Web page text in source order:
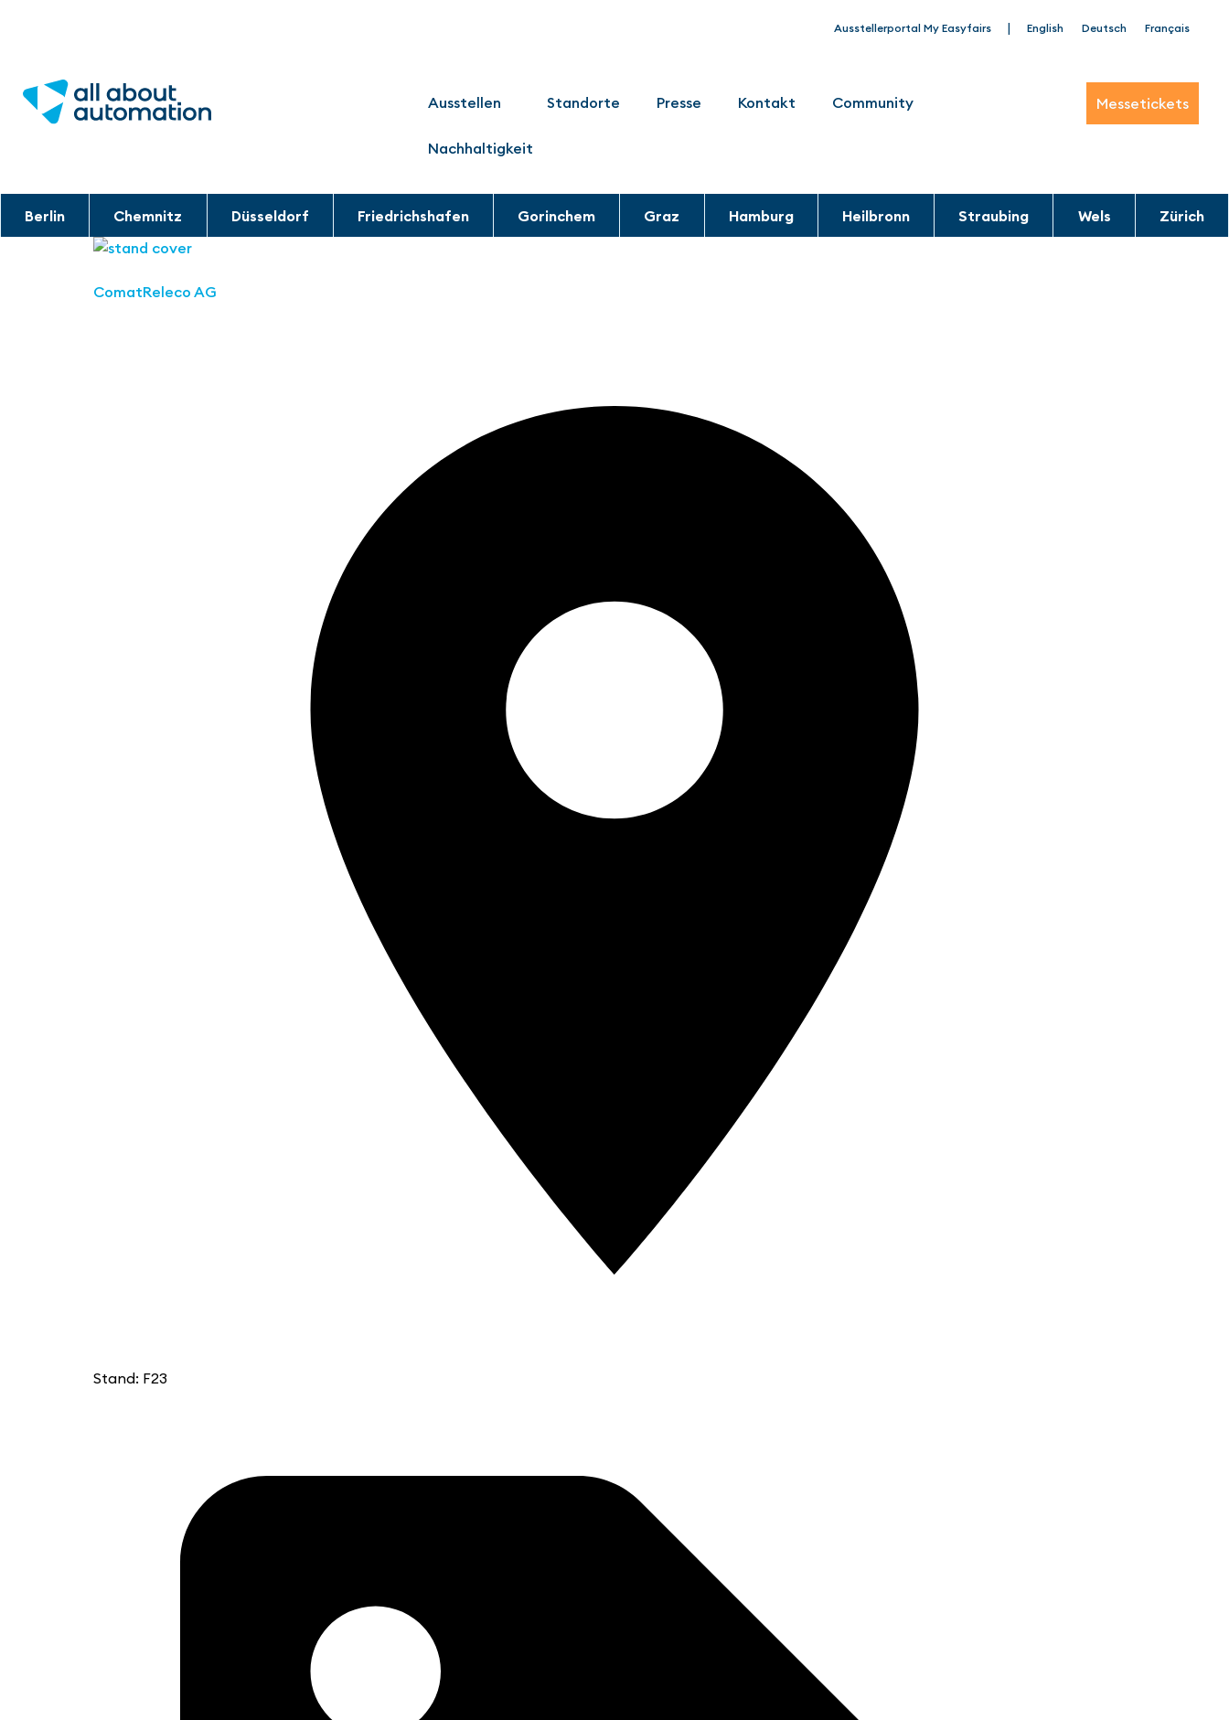
Ausstellerportal My Easyfairs | English Deutsch Français
Ausstellen Standorte Presse Kontakt Community
Nachhaltigkeit
Messetickets
Berlin Chemnitz Düsseldorf Friedrichshafen Gorinchem Graz Hamburg Heilbronn Straubing Wels Zürich
ComatReleco AG
Stand: F23